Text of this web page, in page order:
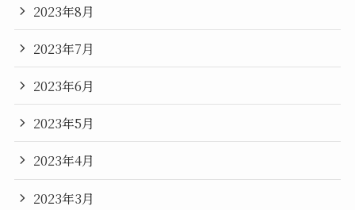
2023年8月
2023年7月
2023年6月
2023年5月
2023年4月
2023年3月